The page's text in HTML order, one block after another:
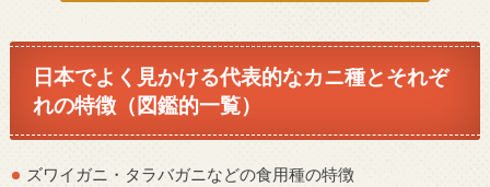
日本でよく見かける代表的なカニ種とそれぞ
れの特徴（図鑑的一覧）
ズワイガニ・タラバガニなどの食用種の特徴